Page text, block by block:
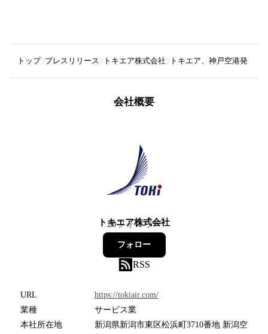
トップ プレスリリース トキエア株式会社 トキエア、神戸空港発「
会社概要
トキエア株式会社
20フォロワー
フォロー
RSS
URL
https://tokiair.com/
業種
サービス業
本社所在地
新潟県新潟市東区松浜町3710番地 新潟空